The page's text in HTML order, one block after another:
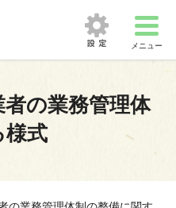
メニュー
の業務管理体
様式